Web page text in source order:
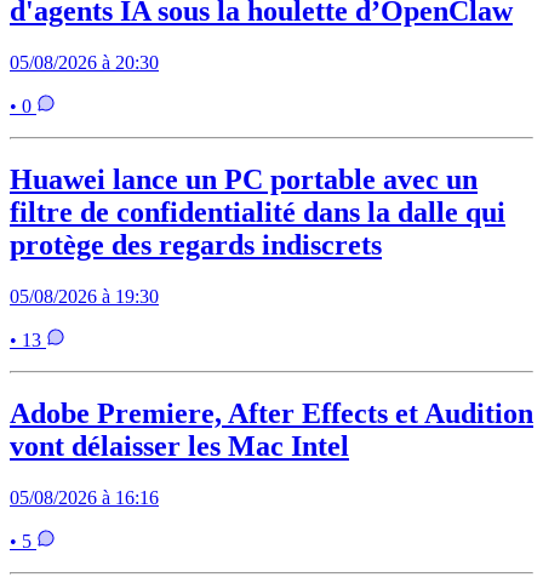
d'agents IA sous la houlette d’OpenClaw
05/08/2026 à 20:30
• 0
Huawei lance un PC portable avec un
filtre de confidentialité dans la dalle qui
protège des regards indiscrets
05/08/2026 à 19:30
• 13
Adobe Premiere, After Effects et Audition
vont délaisser les Mac Intel
05/08/2026 à 16:16
• 5